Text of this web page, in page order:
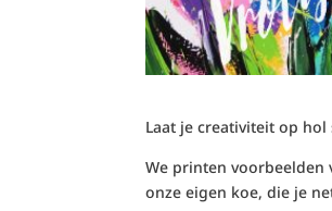
Laat je creativiteit op
We printen voorbeelden
onze eigen koe, die je